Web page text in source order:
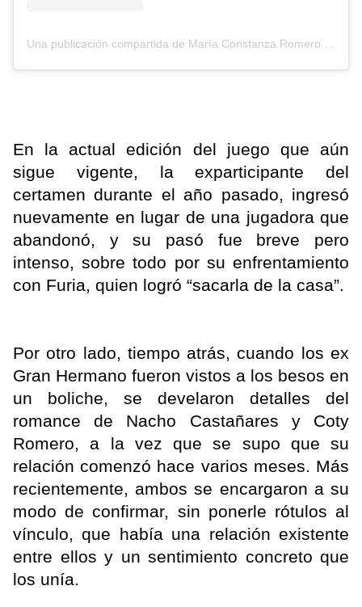
En la actual edición del juego que aún
sigue vigente, la exparticipante del
certamen durante el año pasado, ingresó
nuevamente en lugar de una jugadora que
abandonó, y su pasó fue breve pero
intenso, sobre todo por su enfrentamiento
con Furia, quien logró “sacarla de la casa”.
Por otro lado, tiempo atrás, cuando los ex
Gran Hermano fueron vistos a los besos en
un boliche, se develaron detalles del
romance de Nacho Castañares y Coty
Romero, a la vez que se supo que su
relación comenzó hace varios meses. Más
recientemente, ambos se encargaron a su
modo de confirmar, sin ponerle rótulos al
vínculo, que había una relación existente
entre ellos y un sentimiento concreto que
los unía.